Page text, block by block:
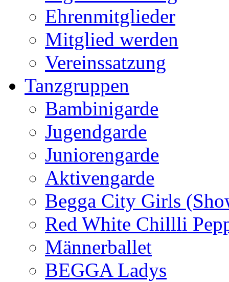
Ehrenmitglieder
Mitglied werden
Vereinssatzung
Tanzgruppen
Bambinigarde
Jugendgarde
Juniorengarde
Aktivengarde
Begga City Girls
Red White Chillli
Männerballet
BEGGA Ladys